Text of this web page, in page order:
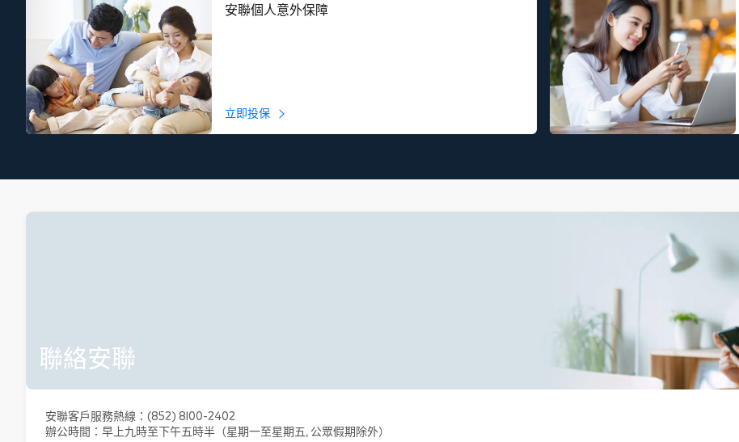
安聯個人意外保障
立即投保
聯絡安聯
安聯客戶服務熱線：(852) 8100-2402
辦公時間：早上九時至下午五時半（星期一至星期五, 公眾假期除外）